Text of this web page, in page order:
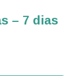
– 7 dias